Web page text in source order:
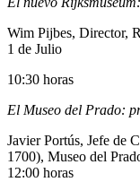
Wim Pijbes, Director,
1 de Julio
10:30 horas
El Museo del Prado:
Javier Portús, Jefe de
1700), Museo del
12:00 horas